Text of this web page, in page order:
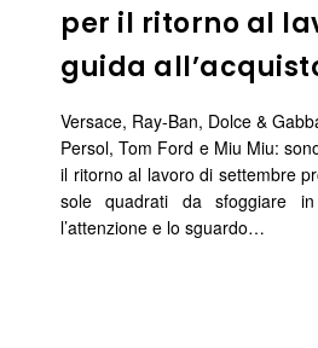
per il ritorno al
guida
Versace, Ray-Ban, Dolce &
Persol, Tom Ford e Miu Miu:
il ritorno al lavoro di settembre
sole quadrati da sfoggiare
l’attenzione e lo sguardo…